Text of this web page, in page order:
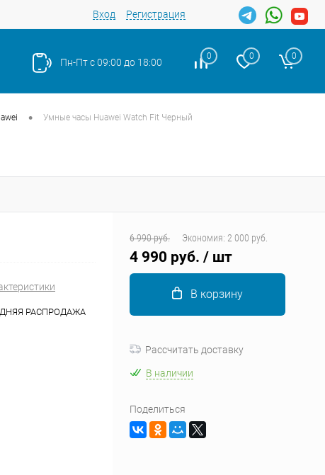
Вход Регистрация
Пн-Пт с 09:00 до 18:00
0 0 0
• Умные часы Huawei Watch Fit Черный
РАСПРОДАЖА
6 990 руб. Экономия: 2 000 руб.
4 990 руб. / шт
В корзину
Рассчитать доставку
В наличии
Поделиться